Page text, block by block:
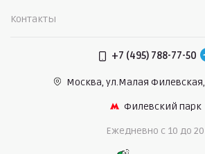
Контакты
+7 (495) 788-77-50
Москва, ул.Малая Филевская,
Филевский парк
Ежедневно c 10 до 20